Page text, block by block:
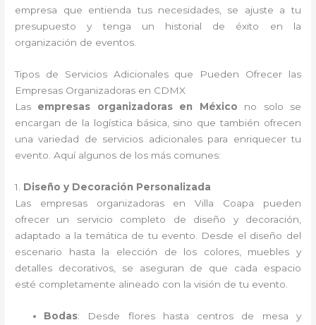
empresa que entienda tus necesidades, se ajuste a tu
presupuesto y tenga un historial de éxito en la
organización de eventos.
Tipos de Servicios Adicionales que Pueden Ofrecer las
Empresas Organizadoras en CDMX
Las empresas organizadoras en México no solo se
encargan de la logística básica, sino que también ofrecen
una variedad de servicios adicionales para enriquecer tu
evento. Aquí algunos de los más comunes:
1. Diseño y Decoración Personalizada
Las empresas organizadoras en Villa Coapa pueden
ofrecer un servicio completo de diseño y decoración,
adaptado a la temática de tu evento. Desde el diseño del
escenario hasta la elección de los colores, muebles y
detalles decorativos, se aseguran de que cada espacio
esté completamente alineado con la visión de tu evento.
Bodas: Desde flores hasta centros de mesa y